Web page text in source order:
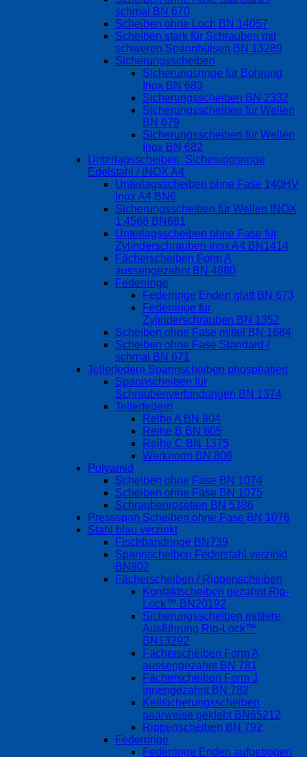
schmal BN 670
Scheiben ohne Loch BN 14057
Scheiben stark für Schrauben mit
schweren Spannhülsen BN 13289
Sicherungsscheiben
Sicherungsringe für Bohrung
Inox BN 683
Sicherungsscheiben BN 2332
Sicherungsscheiben für Wellen
BN 679
Sicherungsscheiben für Wellen
Inox BN 682
Unterlagsscheiben, Sicherungsringe
Edelstahl / INOX A4
Unterlagsscheiben ohne Fase 140HV
Inox A4 BN6
Sicherungsscheiben für Wellen INOX
1.4568 BN681
Unterlagsscheiben ohne Fase für
Zylinderschrauben Inox A4 BN1414
Fächerscheiben Form A
aussengezahnt BN 4880
Federringe
Federringe Enden glatt BN 673
Federringe für
Zylinderschrauben BN 1352
Scheiben ohne Fase mittel BN 1684
Scheiben ohne Fase Standard /
schmal BN 671
Tellerfedern Spannscheiben phosphatiert
Spannscheiben für
Schraubenverbindungen BN 1374
Tellerfedern
Reihe A BN 804
Reihe B BN 805
Reihe C BN 1375
Werknorm BN 806
Polyamid
Scheiben ohne Fase BN 1074
Scheiben ohne Fase BN 1075
Schraubenrosetten BN 5386
Pressspan Scheiben ohne Fase BN 1076
Stahl blau verzinkt
Fischbandringe BN739
Spannscheiben Federstahl verzinkt
BN802
Fächerscheiben / Rippenscheiben
Kontaktscheiben gezahnt Rip-
Lock™ BN20192
Sicherungsscheiben mittlere
Ausführung Rip-Lock™
BN13292
Fächerscheiben Form A
aussengezahnt BN 781
Fächerscheiben Form J
innengezahnt BN 782
Keilsicherungsscheiben
paarweise geklebt BN65212
Rippenscheiben BN 792
Federringe
Federringe Enden aufgebogen